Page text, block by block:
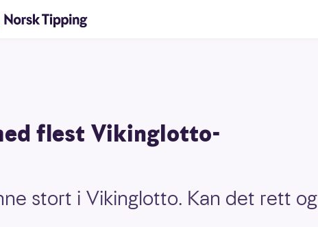
flest Vikinglotto-
stort i Vikinglotto. Kan det rett og